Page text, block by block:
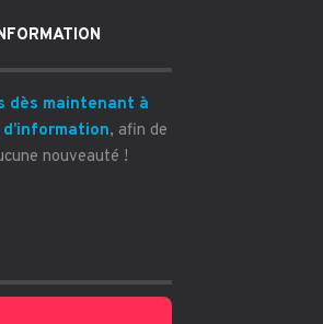
dès maintenant à
, afin de
nouveauté !